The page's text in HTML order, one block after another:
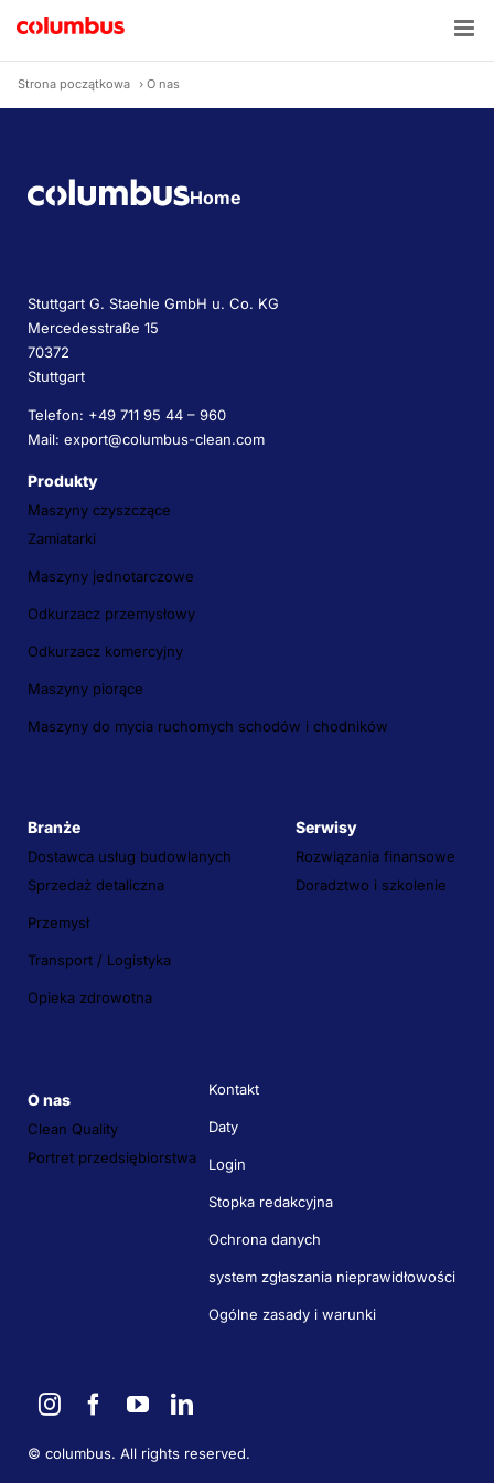
content
Strona początkowa › O nas
Home
Stuttgart G. Staehle GmbH u. Co. KG
Mercedesstraße 15
70372
Stuttgart
Telefon: +49 711 95 44 – 960
Mail: export@columbus-clean.com
Produkty
Maszyny czyszczące
Zamiatarki
Maszyny jednotarczowe
Odkurzacz przemysłowy
Odkurzacz komercyjny
Maszyny piorące
Maszyny do mycia ruchomych schodów i chodników
Branże
Dostawca usług budowlanych
Sprzedaż detaliczna
Przemysł
Transport / Logistyka
Opieka zdrowotna
Serwisy
Rozwiązania finansowe
Doradztwo i szkolenie
O nas
Clean Quality
Portret przedsiębiorstwa
Kontakt
Daty
Login
Stopka redakcyjna
Ochrona danych
system zgłaszania nieprawidłowości
Ogólne zasady i warunki
© columbus. All rights reserved.